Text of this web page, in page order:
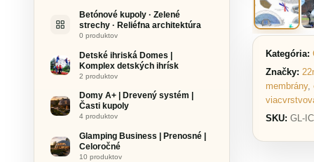
Betónové kupoly · Zelené
strechy · Reliéfna architektúra
0 produktov
Detské ihriská Domes |
Komplex detských ihrísk
2 produktov
Domy A+ | Drevený systém |
Časti kupoly
4 produktov
Glamping Business | Prenosné |
Celoročné
10 produktov
Kategória:
Značky:
membrány,
SKU: GL-